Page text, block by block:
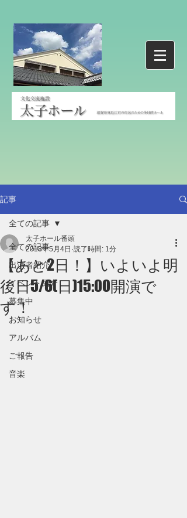
記事
全ての記事
出演者紹介
イベント紹介
募集中
お知らせ
アルバム
ご報告
音楽
全ての記事
【あと2日！】いよいよ明
後日5/6(日)15:00開演で
す！
太子ホール番頭
2018年5月4日 読了時間: 1分